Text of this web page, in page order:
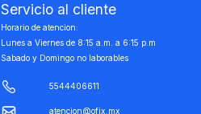
Servicio al cliente
Horario de atencion:
Lunes a Viernes de 8:15 a.m. a 6:15 p.m
Sabado y Domingo no laborables
5544406611
atencion@ofix.mx